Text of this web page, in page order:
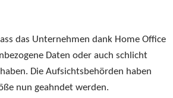
das Unternehmen dank Home Office
Daten oder auch schlicht
Die Aufsichtsbehörden haben
nun geahndet werden.